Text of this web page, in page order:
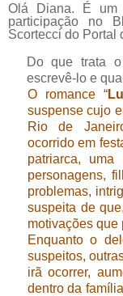
Olá Diana. É um
participação no
Scortecci do Portal
Do que trata
escrevê-lo e
O romance “
suspense cujo
Rio de
ocorrido em
patriarca,
personagens,
problemas,
suspeita de
motivações que
Enquanto o
suspeitos,
irã ocorrer,
dentro da